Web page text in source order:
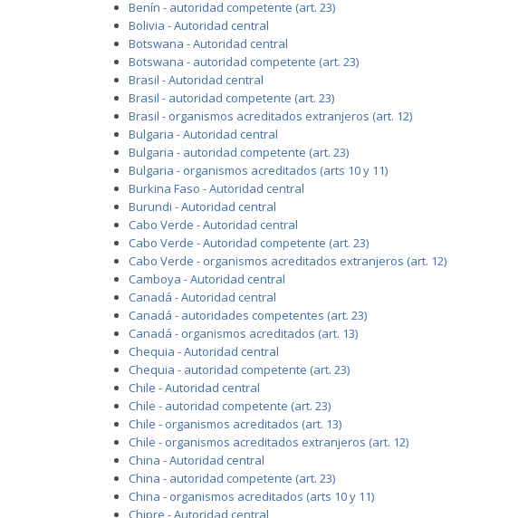
Benín - autoridad competente (art. 23)
Bolivia - Autoridad central
Botswana - Autoridad central
Botswana - autoridad competente (art. 23)
Brasil - Autoridad central
Brasil - autoridad competente (art. 23)
Brasil - organismos acreditados extranjeros (art. 12)
Bulgaria - Autoridad central
Bulgaria - autoridad competente (art. 23)
Bulgaria - organismos acreditados (arts 10 y 11)
Burkina Faso - Autoridad central
Burundi - Autoridad central
Cabo Verde - Autoridad central
Cabo Verde - Autoridad competente (art. 23)
Cabo Verde - organismos acreditados extranjeros (art. 12)
Camboya - Autoridad central
Canadá - Autoridad central
Canadá - autoridades competentes (art. 23)
Canadá - organismos acreditados (art. 13)
Chequia - Autoridad central
Chequia - autoridad competente (art. 23)
Chile - Autoridad central
Chile - autoridad competente (art. 23)
Chile - organismos acreditados (art. 13)
Chile - organismos acreditados extranjeros (art. 12)
China - Autoridad central
China - autoridad competente (art. 23)
China - organismos acreditados (arts 10 y 11)
Chipre - Autoridad central